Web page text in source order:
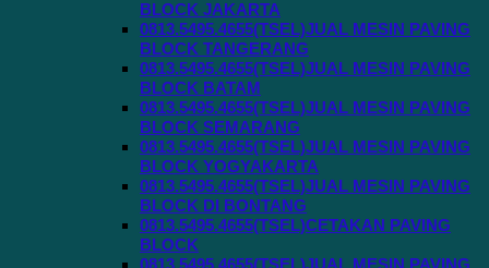
BLOCK JAKARTA
0813.5495.4655(TSEL)JUAL MESIN PAVING
BLOCK TANGERANG
0813.5495.4655(TSEL)JUAL MESIN PAVING
BLOCK BATAM
0813.5495.4655(TSEL)JUAL MESIN PAVING
BLOCK SEMARANG
0813.5495.4655(TSEL)JUAL MESIN PAVING
BLOCK YOGYAKARTA
0813.5495.4655(TSEL)JUAL MESIN PAVING
BLOCK DI BONTANG
0813.5495.4655(TSEL)CETAKAN PAVING
BLOCK
0813.5495.4655(TSEL)JUAL MESIN PAVING